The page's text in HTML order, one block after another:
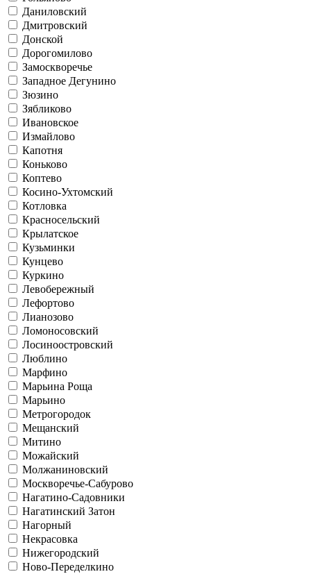
Даниловский
Дмитровский
Донской
Дорогомилово
Замоскворечье
Западное Дегунино
Зюзино
Зябликово
Ивановское
Измайлово
Капотня
Коньково
Коптево
Косино-Ухтомский
Котловка
Красносельский
Крылатское
Кузьминки
Кунцево
Куркино
Левобережный
Лефортово
Лианозово
Ломоносовский
Лосиноостровский
Люблино
Марфино
Марьина Роща
Марьино
Метрогородок
Мещанский
Митино
Можайский
Молжаниновский
Москворечье-Сабурово
Нагатино-Садовники
Нагатинский Затон
Нагорный
Некрасовка
Нижегородский
Ново-Переделкино